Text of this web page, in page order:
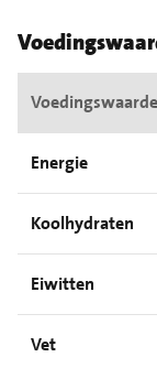
Energie
Koolhydraten
Eiwitten
Vet